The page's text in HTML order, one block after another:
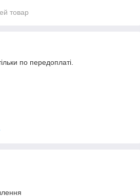
товар
по передоплаті.